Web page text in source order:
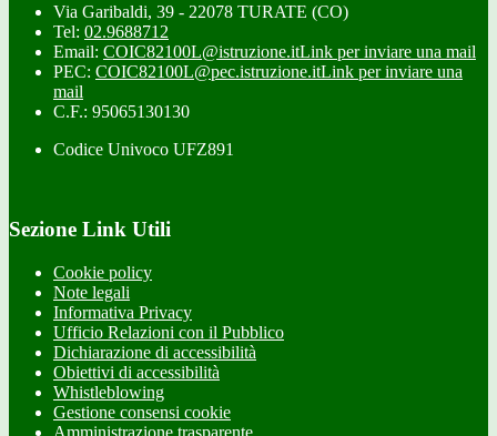
Via Garibaldi, 39 - 22078 TURATE (CO)
Tel: 02.9688712
Email: COIC82100L@istruzione.itLink per inviare una mail
PEC: COIC82100L@pec.istruzione.itLink per inviare una
mail
C.F.: 95065130130
Codice Univoco UFZ891
Sezione Link Utili
Cookie policy
Note legali
Informativa Privacy
Ufficio Relazioni con il Pubblico
Dichiarazione di accessibilità
Obiettivi di accessibilità
Whistleblowing
Gestione consensi cookie
Amministrazione trasparente